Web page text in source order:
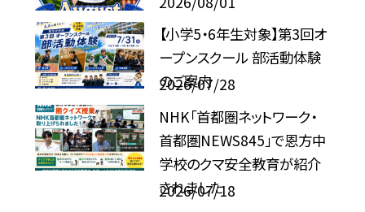
【小学5・6年生対象】第3回オ
ープンスクール 部活動体験
のご案内
2026/07/28
NHK「首都圏ネットワーク・
首都圏NEWS845」で恩方中
学校のクマ安全教育が紹介
されました
2026/07/18